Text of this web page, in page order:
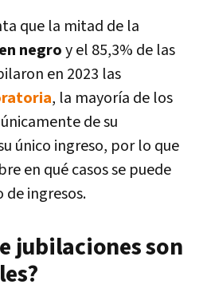
que la mitad de la
en negroy el 85,3% de las
en 2023 las
, la mayoría de los
de su
único ingreso, por lo que
en qué casos se puede
ingresos.
jubilaciones son